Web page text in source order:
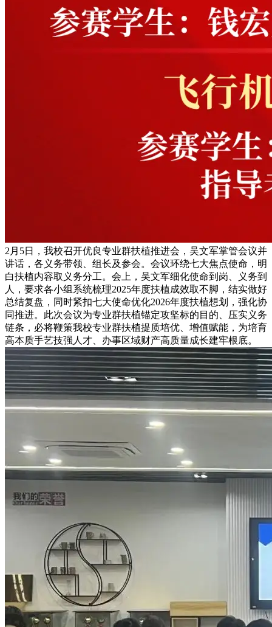
2月5日，我校召开优良专业群扶植推进会，吴文军掌管会议并
讲话，各义务带领、组长及参会。会议环绕七大焦点使命，明
白扶植内容取义务分工。会上，吴文军细化使命到岗、义务到
人，要求各小组系统梳理2025年度扶植成效取不脚，结实做好
总结复盘，同时紧扣七大使命优化2026年度扶植想划，强化协
同推进。此次会议为专业群扶植锚定攻坚标的目的、压实义务
链条，必将鞭策我校专业群扶植提质培优、增值赋能，为培育
高本质手艺技强人才、办事区域财产高质量成长建牢根底。